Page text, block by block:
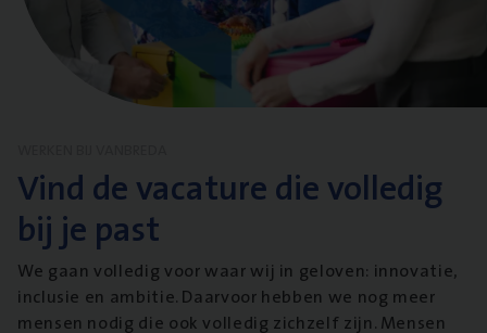
Vind de vacature die volledig
bij je past
We gaan volledig voor waar wij in geloven: innovatie,
inclusie en ambitie. Daarvoor hebben we nog meer
mensen nodig die ook volledig zichzelf zijn. Mensen